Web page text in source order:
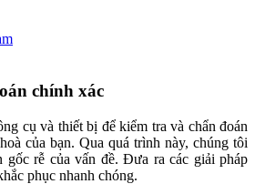
chính xác
cụ và thiết bị để kiểm tra và chẩn đoán
của bạn. Qua quá trình này, chúng tôi
gốc rễ của vấn đề. Đưa ra các giải pháp
phục nhanh chóng.